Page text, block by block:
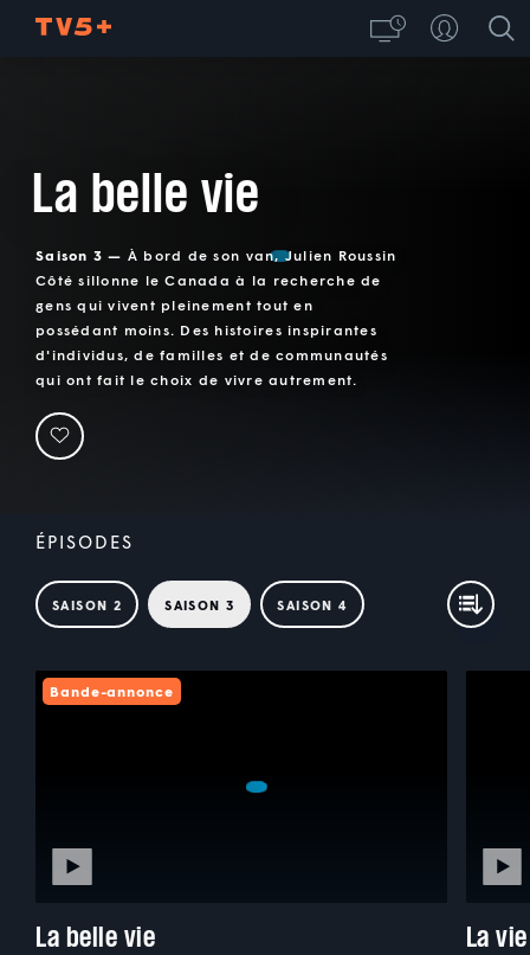
La belle vie
Saison 3 — À bord de son van, Julien Roussin
Côté sillonne le Canada à la recherche de
gens qui vivent pleinement tout en
possédant moins. Des histoires inspirantes
d'individus, de familles et de communautés
qui ont fait le choix de vivre autrement.
ÉPISODES
SAISON 2 SAISON 3 SAISON 4
Bande-annonce
La belle vie La